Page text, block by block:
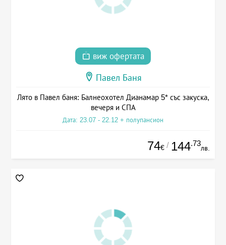
виж офертата
Павел Баня
Лято в Павел баня: Балнеохотел Дианамар 5* със закуска,
вечеря и СПА
Дата: 23.07 - 22.12 + полупансион
74€ / 144.73
лв.